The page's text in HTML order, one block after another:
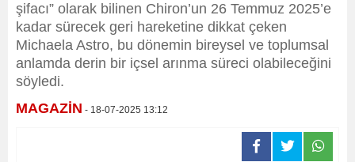
şifacı” olarak bilinen Chiron’un 26 Temmuz 2025’e
kadar sürecek geri hareketine dikkat çeken
Michaela Astro, bu dönemin bireysel ve toplumsal
anlamda derin bir içsel arınma süreci olabileceğini
söyledi.
MAGAZİN - 18-07-2025 13:12